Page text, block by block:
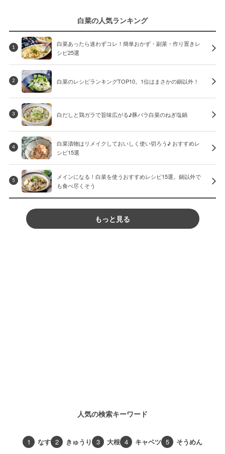
白菜の人気ランキング
1
白菜あったら迷わずコレ！簡単おかず・副菜・作り置きレ
シピ25選
2 白菜のレシピランキングTOP10。1位はまさかの鍋以外！
3 白だしと鶏ガラで旨味広がる♪豚バラ白菜のねぎ塩鍋
4
白菜漬物はリメイクしておいしく使い切ろう♪ おすすめレ
シピ15選
5
メインになる！白菜を使うおすすめレシピ15選。鍋以外で
も食べ尽くそう
もっと見る
人気の検索キーワード
1 なす 2 きゅうり 3 大根 4 キャベツ 5 そうめん